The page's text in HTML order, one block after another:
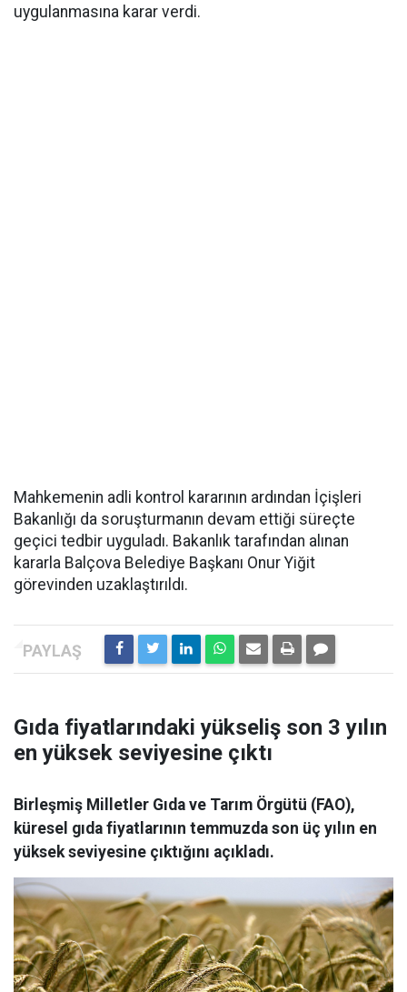
uygulanmasına karar verdi.
Mahkemenin adli kontrol kararının ardından İçişleri
Bakanlığı da soruşturmanın devam ettiği süreçte
geçici tedbir uyguladı. Bakanlık tarafından alınan
kararla Balçova Belediye Başkanı Onur Yiğit
görevinden uzaklaştırıldı.
Gıda fiyatlarındaki yükseliş son 3 yılın
en yüksek seviyesine çıktı
Birleşmiş Milletler Gıda ve Tarım Örgütü (FAO),
küresel gıda fiyatlarının temmuzda son üç yılın en
yüksek seviyesine çıktığını açıkladı.